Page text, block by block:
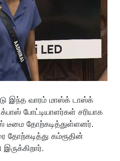
இந்த வாரம் மாஸ்க் டாஸ்க்
போட்டியாளர்கள் சரியாக
டீமை தோற்கடித்துள்ளனர்.
தோற்கடித்து கம்ரூதின்